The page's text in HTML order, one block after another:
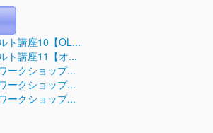
ト講座10【OL...
ト講座11【オ...
ークショップ...
ークショップ...
ークショップ...